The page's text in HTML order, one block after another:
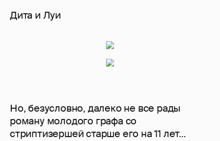
Дита и Луи
Но, безусловно, далеко не все рады
роману молодого графа со
стриптизершей старше его на 11 лет…